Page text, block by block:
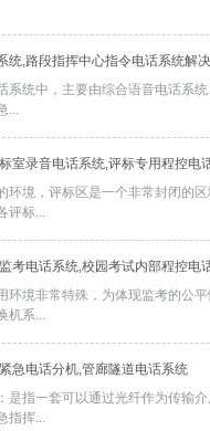
统,路段指挥中心指令电话系统解
系统中，主要由综合语音电话系
...
室录音电话系统,评标专用程控电
环境，评标区是一个非常封闭的
评标...
考电话系统,校园考试内部程控电
环境非常特殊，为体现监考的公
机系...
急电话分机,管廊隧道电话系统
是指一套可以通过光纤作为传输
指挥...